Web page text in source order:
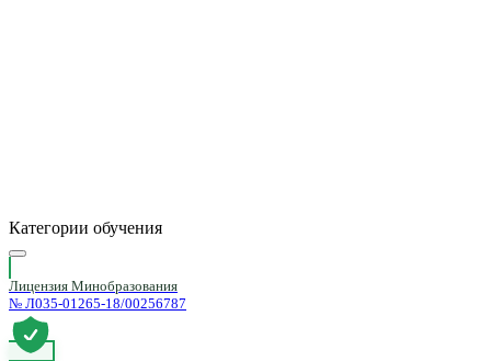
Категории обучения
Лицензия Минобразования
№ Л035-01265-18/00256787